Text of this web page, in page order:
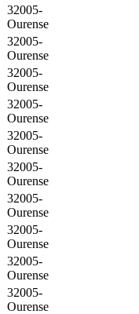
32005-
Ourense
32005-
Ourense
32005-
Ourense
32005-
Ourense
32005-
Ourense
32005-
Ourense
32005-
Ourense
32005-
Ourense
32005-
Ourense
32005-
Ourense